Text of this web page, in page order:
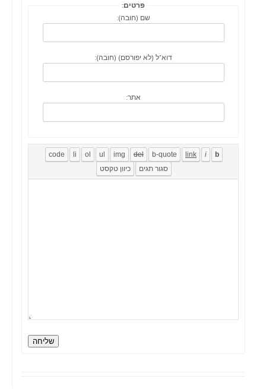
פרטים:
שם (חובה):
דוא"ל (לא יפורסם) (חובה):
אתר:
שליחה